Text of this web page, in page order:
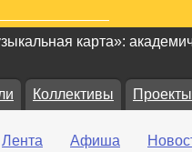
карта»:
Коллективы Проекты
Лента Афиша